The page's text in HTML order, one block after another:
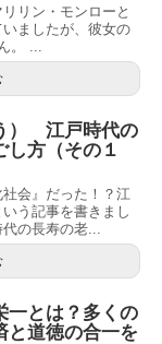
リン・モンローと
ましたが、彼女の
。 ...
） 江戸時代の
し方（その１
会』だった！？江
う記事を書きまし
の長寿の老...
一とは？多くの
と道徳の合一を